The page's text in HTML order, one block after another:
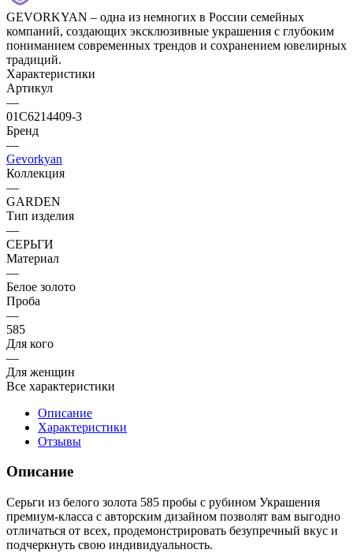
GEVORKYAN – одна из немногих в России семейных
компаний, создающих эксклюзивные украшения с глубоким
пониманием современных трендов и сохранением ювелирных
традиций.
Характеристики
Артикул
—
01С6214409-3
Бренд
—
Gevorkyan
Коллекция
—
GARDEN
Тип изделия
—
СЕРЬГИ
Материал
—
Белое золото
Проба
—
585
Для кого
—
Для женщин
Все характеристики
Описание
Характеристики
Отзывы
Описание
Серьги из белого золота 585 пробы с рубином Украшения
премиум-класса с авторским дизайном позволят вам выгодно
отличаться от всех, продемонстрировать безупречный вкус и
подчеркнуть свою индивидуальность.